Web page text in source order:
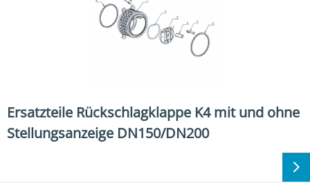
Ersatzteile Rückschlagklappe K4 mit und ohne
Stellungsanzeige DN150/DN200